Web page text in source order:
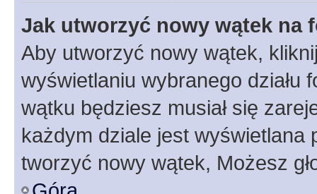
Jak utworzyć nowy wątek na
Aby utworzyć nowy wątek,
wyświetlaniu wybranego działu
wątku będziesz musiał się
każdym dziale jest wyświetlana
tworzyć nowy wątek, Możesz